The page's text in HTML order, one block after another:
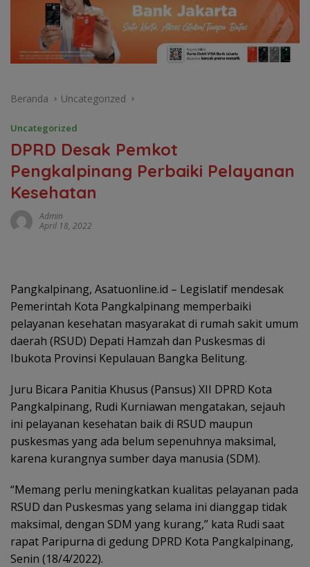
Beranda Uncategorized
Uncategorized
DPRD Desak Pemkot
Pengkalpinang Perbaiki Pelayanan
Kesehatan
Admin
April 18, 2022
Pangkalpinang, Asatuonline.id – Legislatif mendesak
Pemerintah Kota Pangkalpinang memperbaiki
pelayanan kesehatan masyarakat di rumah sakit umum
daerah (RSUD) Depati Hamzah dan Puskesmas di
Ibukota Provinsi Kepulauan Bangka Belitung.
Juru Bicara Panitia Khusus (Pansus) XII DPRD Kota
Pangkalpinang, Rudi Kurniawan mengatakan, sejauh
ini pelayanan kesehatan baik di RSUD maupun
puskesmas yang ada belum sepenuhnya maksimal,
karena kurangnya sumber daya manusia (SDM).
“Memang perlu meningkatkan kualitas pelayanan pada
RSUD dan Puskesmas yang selama ini dianggap tidak
maksimal, dengan SDM yang kurang,” kata Rudi saat
rapat Paripurna di gedung DPRD Kota Pangkalpinang,
Senin (18/4/2022).